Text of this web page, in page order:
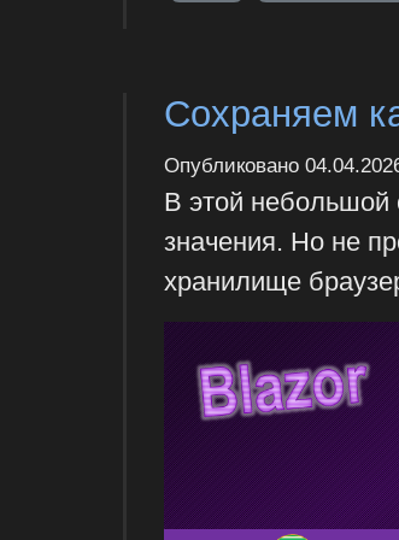
Сохраняем
Опубликовано
В этой небольшой
значения. Но не
хранилище